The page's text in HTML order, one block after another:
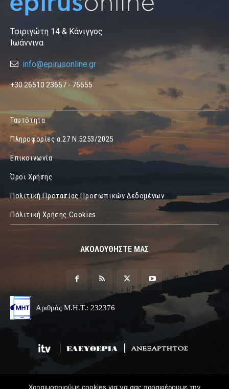
Τσιριγώτη 14 & Κάνιγγος
Ιωάννινα
info@epirusonline.gr
+30 26510 23657 - 76655
Ταυτότητα
Πληροφορίες α.27 Ν.5253/2025
Επικοινωνία
Όροι Χρήσης
Πολιτική Προτασίας Προσωπικών Δεδομένων
Πόλιτική Χρήσης Cookies
ΑΚΟΛΟΥΘΗΣΤΕ ΜΑΣ
Αριθμός Μ.Η.Τ.: 232376
Χρησιμοποιούμε cookies για να σας προσφέρουμε την